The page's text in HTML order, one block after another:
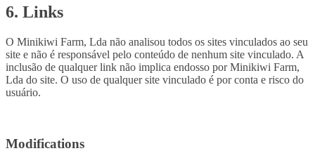
6. Links
O Minikiwi Farm, Lda não analisou todos os sites vinculados ao seu
site e não é responsável pelo conteúdo de nenhum site vinculado. A
inclusão de qualquer link não implica endosso por Minikiwi Farm,
Lda do site. O uso de qualquer site vinculado é por conta e risco do
usuário.
Modifications